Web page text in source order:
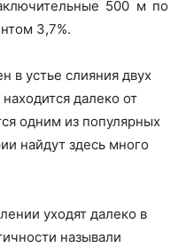
500 м по
3,7%.
в устье слияния двух
далеко от
одним из популярных
найдут здесь много
уходят далеко в
называли